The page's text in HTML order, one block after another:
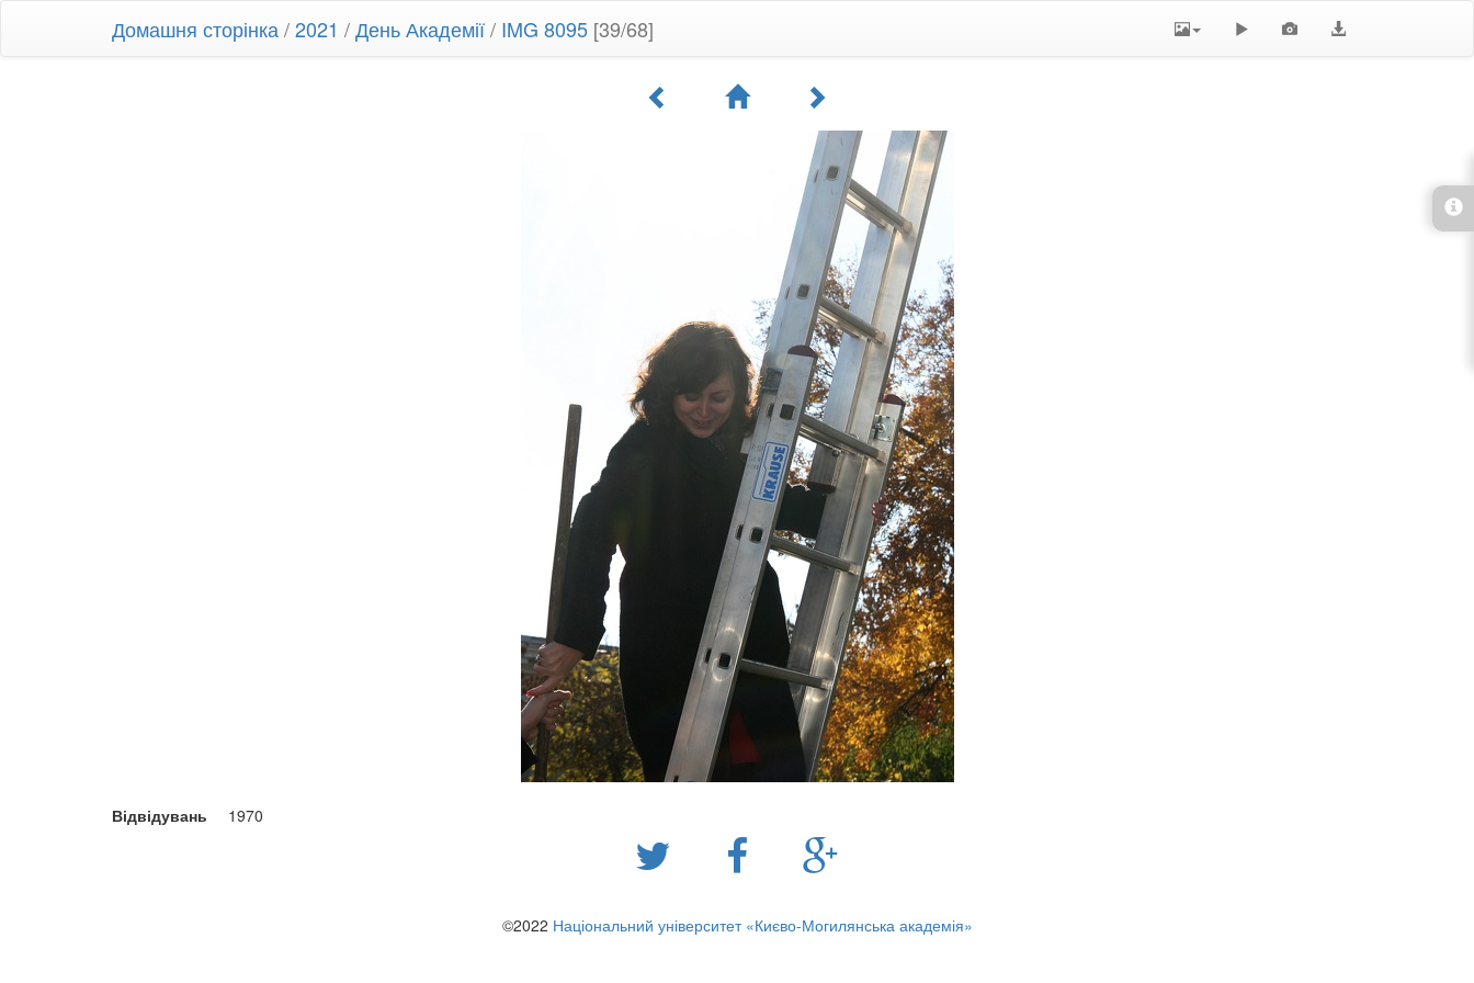
Домашня сторінка /2021 /День Академії/ IMG 8095 [39/68]
Відвідувань 1970
©2022 Національний університет «Києво-Могилянська академія»